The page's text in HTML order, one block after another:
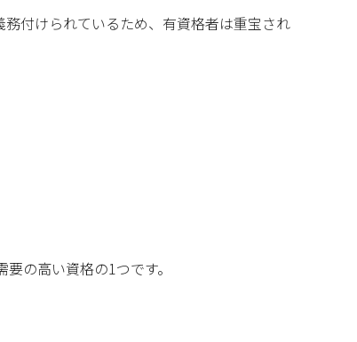
付けられているため、有資格者は重宝され
の高い資格の1つです。